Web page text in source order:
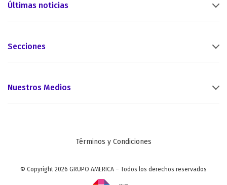
Últimas noticias
Secciones
Nuestros Medios
Términos y Condiciones
© Copyright 2026 GRUPO AMERICA – Todos los derechos reservados